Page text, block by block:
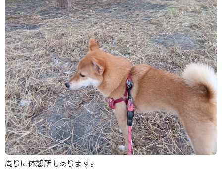
周りに休憩所もあります。